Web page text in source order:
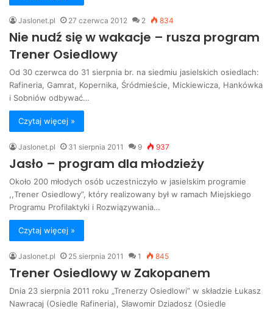
Jaslonet.pl 27 czerwca 2012 2 834
Nie nudź się w wakacje – rusza program
Trener Osiedlowy
Od 30 czerwca do 31 sierpnia br. na siedmiu jasielskich osiedlach:
Rafineria, Gamrat, Kopernika, Śródmieście, Mickiewicza, Hankówka
i Sobniów odbywać…
Czytaj więcej »
Jaslonet.pl 31 sierpnia 2011 9 937
Jasło – program dla młodzieży
Około 200 młodych osób uczestniczyło w jasielskim programie
,,Trener Osiedlowy”, który realizowany był w ramach Miejskiego
Programu Profilaktyki i Rozwiązywania…
Czytaj więcej »
Jaslonet.pl 25 sierpnia 2011 1 845
Trener Osiedlowy w Zakopanem
Dnia 23 sierpnia 2011 roku „Trenerzy Osiedlowi” w składzie Łukasz
Nawracaj (Osiedle Rafineria), Sławomir Dziadosz (Osiedle